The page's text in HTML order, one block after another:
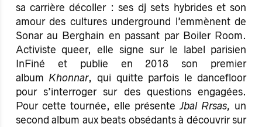
sa carrière décoller : ses dj sets hybrides et son
amour des cultures underground l’emmènent de
Sonar au Berghain en passant par Boiler Room.
Activiste queer, elle signe sur le label parisien
InFiné et publie en 2018 son premier
album Khonnar, qui quitte parfois le dancefloor
pour s’interroger sur des questions engagées.
Pour cette tournée, elle présenteJbal Rrsas​, un
second album aux beats obsédants à découvrir sur